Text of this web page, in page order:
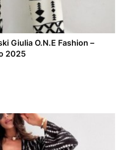
Giulia O.N.E Fashion –
2025